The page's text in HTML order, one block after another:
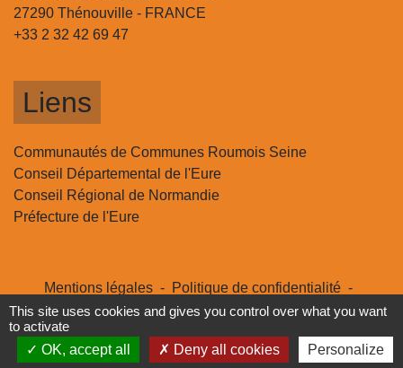
27290 Thénouville - FRANCE
+33 2 32 42 69 47
Liens
Communautés de Communes Roumois Seine
Conseil Départemental de l'Eure
Conseil Régional de Normandie
Préfecture de l'Eure
Mentions légales - Politique de confidentialité -
Accessibilité - Plan du site - Gestion des cookies
Site créé en partenariat avec Réseau des Communes
This site uses cookies and gives you control over what you want
to activate
OK, accept all
Deny all cookies Personalize